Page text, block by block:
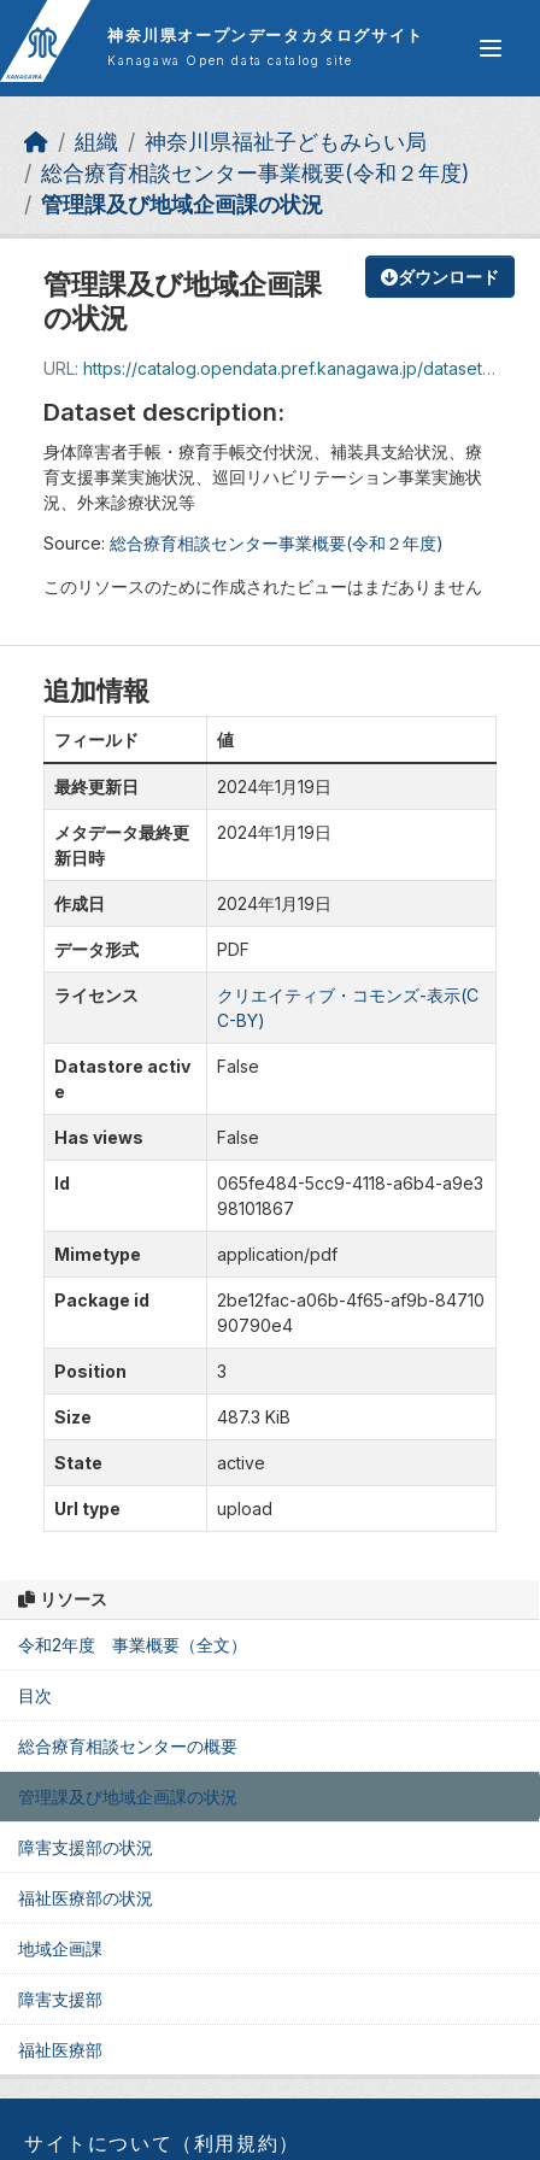
Skip to main content
神奈川県オープンデータカタログサイト
Kanagawa Open data catalog site
組織
神奈川県福祉子どもみらい局
総合療育相談センター事業概要(令和２年度)
管理課及び地域企画課の状況
ダウンロード
管理課及び地域企画課
の状況
URL: https://catalog.opendata.pref.kanagawa.jp/dataset/2be12fac-a06b-4f65-af9b-8471090790e4/resource/065fe484-5cc9-4118-a6b4-a9e398101867/download/jigyogaiyo-r2-zisseki1.pdf
Dataset description:
身体障害者手帳・療育手帳交付状況、補装具支給状況、療
育支援事業実施状況、巡回リハビリテーション事業実施状
況、外来診療状況等
Source: 総合療育相談センター事業概要(令和２年度)
このリソースのために作成されたビューはまだありません
リソース
令和2年度 事業概要（全文）
目次
総合療育相談センターの概要
管理課及び地域企画課の状況
障害支援部の状況
福祉医療部の状況
地域企画課
障害支援部
福祉医療部
追加情報
フィールド 値
最終更新日 2024年1月19日
メタデータ最終更
新日時
2024年1月19日
作成日 2024年1月19日
データ形式 PDF
ライセンス
クリエイティブ・コモンズ-表示(C
C-BY)
Datastore activ
e
False
Has views False
Id
065fe484-5cc9-4118-a6b4-a9e3
98101867
Mimetype application/pdf
Package id
2be12fac-a06b-4f65-af9b-84710
90790e4
Position 3
Size 487.3 KiB
State active
Url type upload
サイトについて（利用規約）